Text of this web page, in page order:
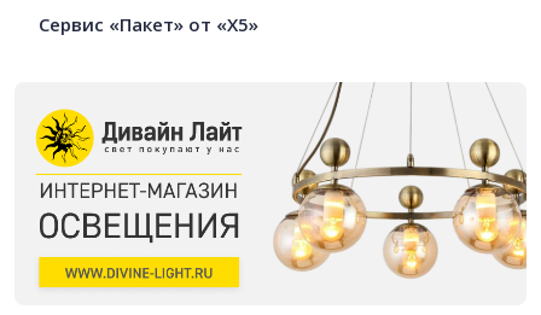
Cервис «Пакет» от «X5»